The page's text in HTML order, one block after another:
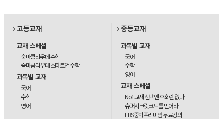
고등교재
교재 스페셜
숨마쿰라우데 수학
숨마쿰라우데 스타트업 수학
과목별 교재
국어
수학
영어
중등교재
과목별 교재
국어
수학
영어
교재 스페셜
No1교재 선택엔 후회란 없다
슈퍼시크릿코드를 믿어라
EBS중학프리미엄 무료강의